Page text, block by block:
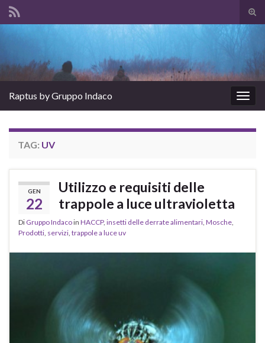
il
la
Raptus by Gruppo Indaco
TAG: UV
GEN
22
Utilizzo e requisiti delle
trappole a luce ultravioletta
Di Gruppo Indacoin HACCP, insetti delle derrate alimentari Mosche
Prodotti servizi trappole a luce uv